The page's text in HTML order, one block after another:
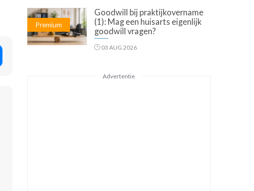
Premium
Goodwill bij praktijkovername
(1): Mag een huisarts eigenlijk
goodwill vragen?
03 AUG 2026
Advertentie